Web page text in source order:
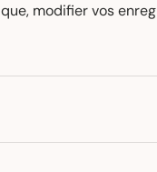
modifier vos